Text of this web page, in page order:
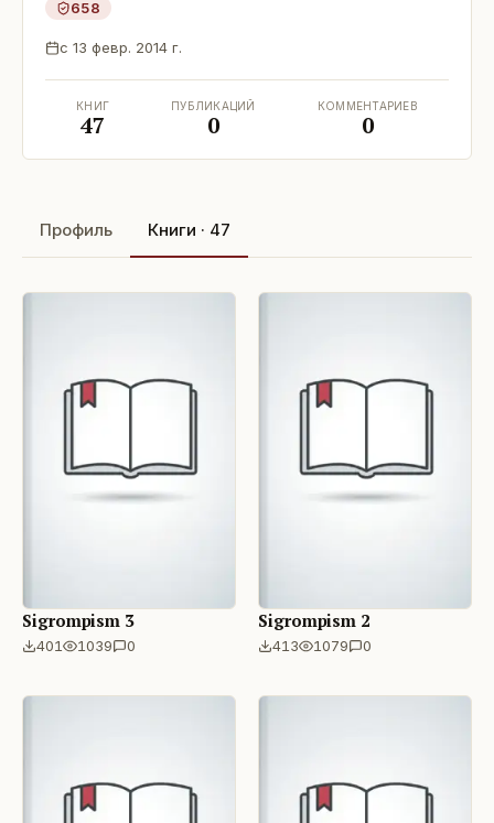
658
с 13 февр. 2014 г.
КНИГ
47
ПУБЛИКАЦИЙ
0
КОММЕНТАРИЕВ
0
Профиль Книги · 47
Sigrompism 3
401 1039 0
Sigrompism 2
413 1079 0